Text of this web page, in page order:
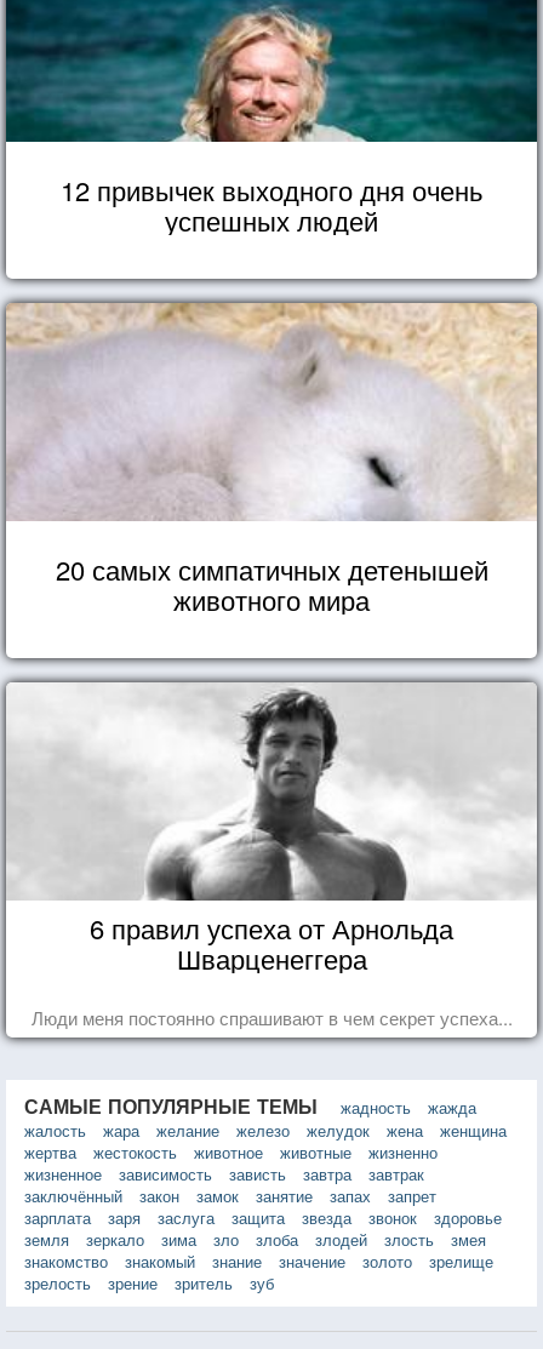
12 привычек выходного дня очень
успешных людей
20 самых симпатичных детенышей
животного мира
6 правил успеха от Арнольда
Шварценеггера
Люди меня постоянно спрашивают в чем секрет успеха...
САМЫЕ ПОПУЛЯРНЫЕ ТЕМЫ жадность
жажда
жалость
жара желание железо желудок жена
женщина
жертва
жестокость животное животные
жизненно
жизненное
зависимость зависть завтра
завтрак
заключённый
закон замок занятие запах
запрет
зарплата
заря заслуга защита звезда звонок
здоровье
земля
зеркало зима зло злоба злодей злость
змея
знакомство
знакомый знание значение золото
зрелище
зрелость
зрение зритель зуб